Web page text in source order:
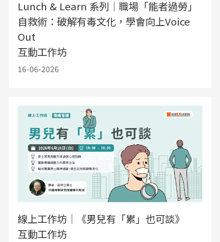
Lunch & Learn 系列｜職場「能者過勞」
自救術：破解有毒文化，學會向上Voice
Out
互動工作坊
16-06-2026
線上工作坊｜《男兒有「累」也可談》
互動工作坊